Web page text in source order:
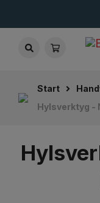
Start
Hylsverktyg -